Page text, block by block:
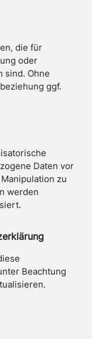
die für
oder
sind. Ohne
ggf.
Daten vor
zu
werden
Beachtung